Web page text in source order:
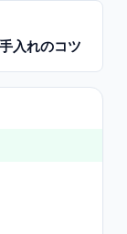
入れのコツ